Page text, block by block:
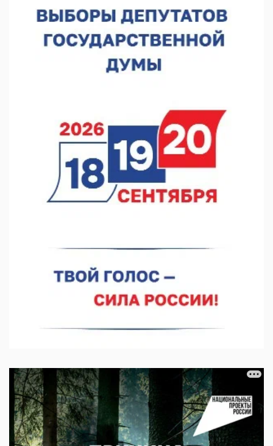
06.08.2026 15:26
Видели ночь, бежали всю ночь... На Нижневолжской
набережной прошел необычный забег
Нижегородские хирурги выполнили трансоральную
операцию на щитовидной железе
06.08.2026 15:03
Более 30 нижегородцев прошли обучение для соцконтракта
06.08.2026 14:46